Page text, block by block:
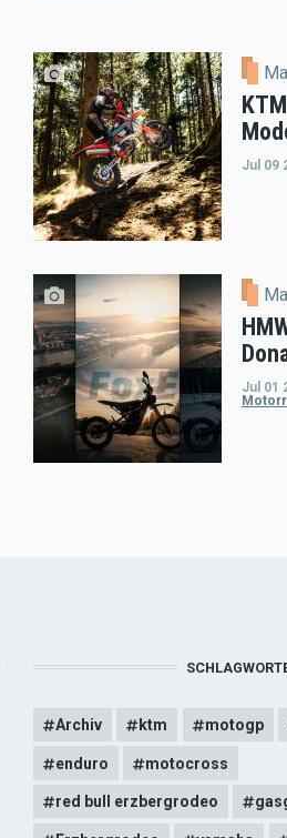
Jul 09
Jul 01
Archiv ktm motogp
enduro motocross
red bull erzbergrodeo